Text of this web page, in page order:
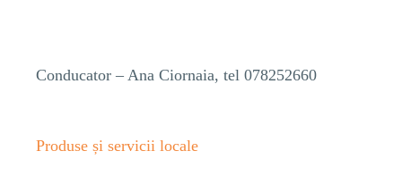
Conducator – Ana Ciornaia, tel 078252660
Produse și servicii locale